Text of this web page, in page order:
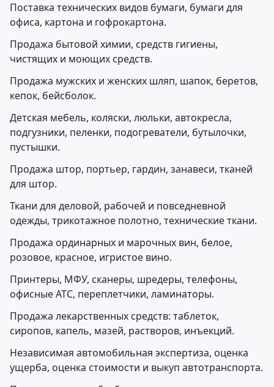
Поставка технических видов бумаги, бумаги для
офиса, картона и гофрокартона.
Продажа бытовой химии, средств гигиены,
чистящих и моющих средств.
Продажа мужских и женских шляп, шапок, беретов,
кепок, бейсболок.
Детская мебель, коляски, люльки, автокресла,
подгузники, пеленки, подогреватели, бутылочки,
пустышки.
Продажа штор, портьер, гардин, занавеси, тканей
для штор.
Ткани для деловой, рабочей и повседневной
одежды, трикотажное полотно, технические ткани.
Продажа ординарных и марочных вин, белое,
розовое, красное, игристое вино.
Принтеры, МФУ, сканеры, шредеры, телефоны,
офисные АТС, переплетчики, ламинаторы.
Продажа лекарственных средств: таблеток,
сиропов, капель, мазей, растворов, инъекций.
Независимая автомобильная экспертиза, оценка
ущерба, оценка стоимости и выкуп автотранспорта.